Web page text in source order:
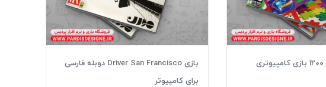
بازی Driver San Francisco دوبله فارسی
برای کامپیوتر